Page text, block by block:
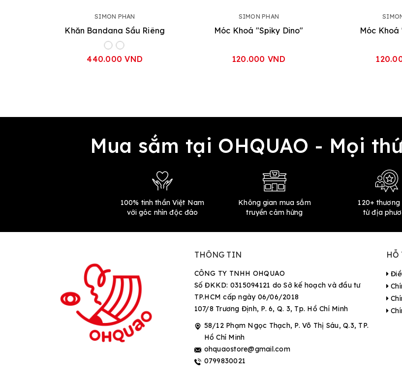
SIMON PHAN
Khăn Bandana Sầu Riêng
440.000 VND
SIMON PHAN
Móc Khoá "Spiky Dino"
120.000 VND
Móc Khoá
Mua sắm tại OHQUAO - Mọi
100% tinh thần Việt Nam
với góc nhìn độc đáo
Không gian mua sắm
truyền cảm hứng
120+ thương
từ địa
THÔNG TIN
CÔNG TY TNHH OHQUAO
Số ĐKKD: 0315094121 do Sở kế hoạch và đầu tư
TP.HCM cấp ngày 06/06/2018
107/8 Trương Định, P. 6, Q. 3, Tp. Hồ Chí Minh
58/12 Phạm Ngọc Thạch, P. Võ Thị Sáu, Q.3, TP.
Hồ Chí Minh
ohquaostore@gmail.com
0799830021
HỖ